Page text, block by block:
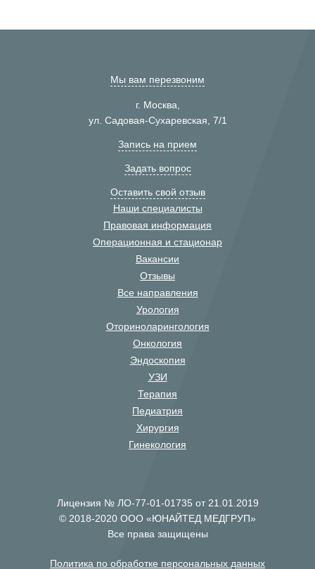
Мы вам перезвоним
г. Москва,
ул. Садовая-Сухаревская, 7/1
Запись на прием
Задать вопрос
Оставить свой отзыв
Наши специалисты
Правовая информация
Операционная и стационар
Вакансии
Отзывы
Все направления
Урология
Оториноларингология
Онкология
Эндоскопия
УЗИ
Терапия
Педиатрия
Хирургия
Гинекология
Лицензия № ЛО-77-01-01735 от 21.01.2019
© 2018-2020 ООО «ЮНАЙТЕД МЕДГРУП»
Все права защищены
Политика по обработке персональных данных